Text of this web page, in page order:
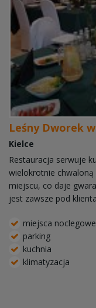
Leśny Dworek
Kielce
Restauracja serwuje
wielokrotnie chwaloną
miejscu, co daje
jest zawsze pod
miejsca noclegowe
parking
kuchnia
klimatyzacja